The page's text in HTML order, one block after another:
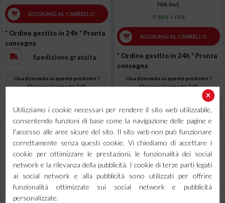
AGGIUNGI AL CARRELLO
* Ordine gestito in 24h * Pronta
consegna
Spedizione gratuita
Una domanda su questo prodotto ?
Clicca qui (supporto 7/7)
IVA incl.
9,86 € + IVA
AGGIUNGI AL CARRELLO
* Ordine gestito in 24h * Pronta
consegna
Una domanda su questo prodotto ?
Clicca qui (supporto 7/7)
Utilizziamo i cookie necessari per rendere il sito web utilizzabile,
consentendo funzioni di base come la navigazione delle pagine e
l'accesso alle aree sicure del sito. Il sito web non può funzionare
correttamente senza questi cookie. Vi chiediamo di accettare i
cookie per ottimizzare le prestazioni, le funzionalità dei social
network e la rilevanza della pubblicità. I cookie di terze parti legati
ai social network e alla pubblicità sono utilizzati per offrire
funzionalità ottimizzate sui social network e pubblicità
personalizzate.